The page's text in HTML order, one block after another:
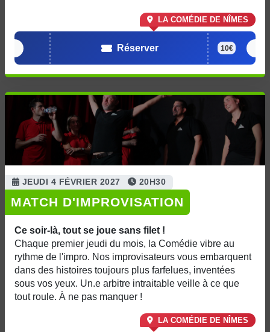
LA COMÉDIE DE NÎMES
Réserver 10€
JEUDI 4 FÉVRIER 2027 20H30
MATCH D'IMPROVISATION
Ce soir-là, tout se joue sans filet !
Chaque premier jeudi du mois, la Comédie vibre au
rythme de l'impro. Nos improvisateurs vous embarquent
dans des histoires toujours plus farfelues, inventées
sous vos yeux. Un.e arbitre intraitable veille à ce que
tout roule. À ne pas manquer !
LA COMÉDIE DE NÎMES